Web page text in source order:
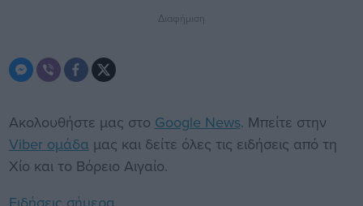
Διαφήμιση
Ακολουθήστε μας στο Google News. Μπείτε στην
Viber ομάδα μας και δείτε όλες τις ειδήσεις από τη
Χίο και το Βόρειο Αιγαίο.